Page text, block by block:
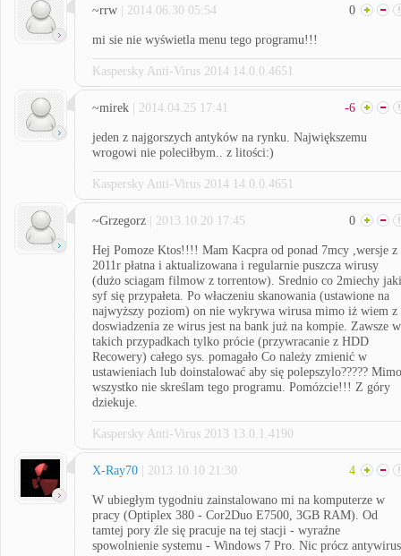
~rrw | 2014.06.30 05:54 0
mi sie nie wyświetla menu tego programu!!!
Kaspersky Anti-Virus 2014 14.0.0.4651
~mirek | 2014.04.25 17:41 -6
jeden z najgorszych antyków na rynku. Największemu
wrogowi nie poleciłbym.. z litości:)
Kaspersky Anti-Virus 2014 14.0.0.4651
~Grzegorz | 2013.10.20 17:45 0
Hej Pomoze Ktos!!!! Mam Kacpra od ponad 7mcy ,wersje z
2011r płatna i aktualizowana i regularnie puszcza wirusy
(dużo sciagam filmow z torrentow). Srednio co 2miechy
syf się przypałeta. Po właczeniu skanowania (ustawione na
najwyższy poziom) on nie wykrywa wirusa mimo iż wiem z
doswiadzenia ze wirus jest na bank już na kompie. Zawsze w
takich przypadkach tylko prócie (przywracanie z HDD
Recowery) całego sys. pomagało Co należy zmienić w
ustawieniach lub doinstalować aby się polepszylo????? Mimo
wszystko nie skreślam tego programu. Pomózcie!!! Z góry
dziekuje.
Kaspersky Anti-Virus 2013 13.0.1.4190
X-Ray70 | 2013.10.10 21:30 4
W ubiegłym tygodniu zainstalowano mi na komputerze w
pracy (Optiplex 380 - Cor2Duo E7500, 3GB RAM). Od
tamtej pory źle się pracuje na tej stacji - wyraźne
spowolnienie systemu - Windows 7 Pro. Nic prócz